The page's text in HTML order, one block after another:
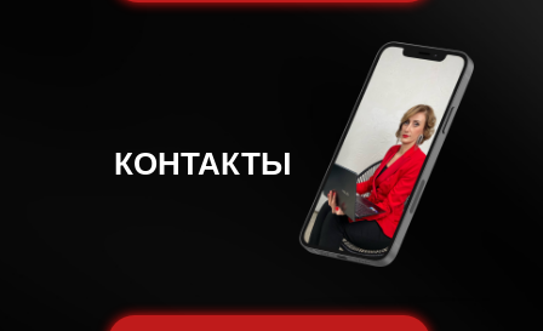
КОНТАКТЫ